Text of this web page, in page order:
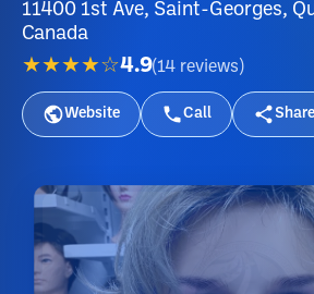
11400 1st Ave, Saint-Georges,
Canada
★★★★☆4.9(14 reviews )
Website Call Share